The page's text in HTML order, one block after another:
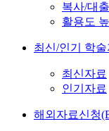
복사/대
활용도
최신/인기 학술
최신자료
인기자료
해외자료신청